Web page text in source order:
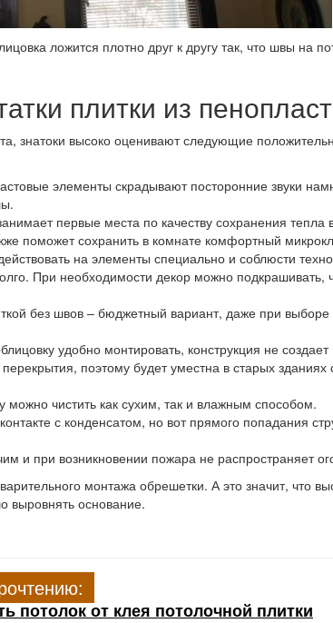
ложится плотно друг к другу так, что швы на
плитки из
знатоки высоко оценивают следующие
элементы скрадывают посторонние звуки
первые места по качеству сохранения тепла
поможет сохранить в комнате комфортный
на элементы специально и соблюсти
При необходимости декор можно подкрашивать,
без швов – бюджетный вариант, даже при
удобно монтировать, конструкция не создает
поэтому будет уместна в старых зданиях
можно чистить как сухим, так и влажным способом.
с конденсатом, но вот прямого попадания
и при возникновении пожара не распространяет
монтажа обрешетки. А это значит, что
выровнять основание.
потолок от клея потолочной плитки